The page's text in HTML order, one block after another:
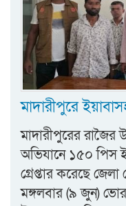
মাদারীপুরে
মাদারীপুরের
অভিযানে ১৫০ পিস
গ্রেপ্তার করেছে
মঙ্গলবার (৯ জুন)